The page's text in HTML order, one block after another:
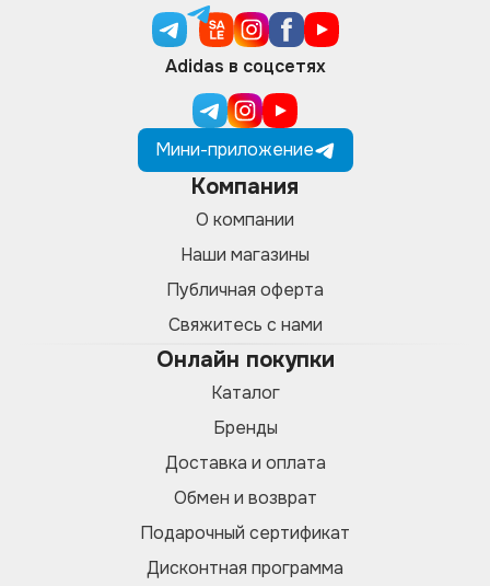
Adidas в соцсетях
Мини-приложение
Компания
О компании
Наши магазины
Публичная оферта
Свяжитесь с нами
Онлайн покупки
Каталог
Бренды
Доставка и оплата
Обмен и возврат
Подарочный сертификат
Дисконтная программа